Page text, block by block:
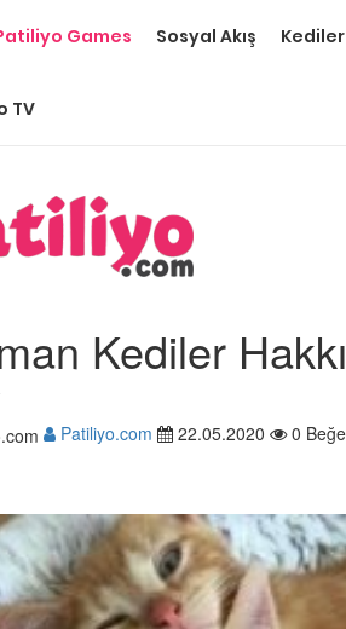
Games Sosyal Akış Kediler
TV
Kediler
Patiliyo.com 22.05.2020 0
26.05.2020
Tüm İnsanların Ders
Gereken 26